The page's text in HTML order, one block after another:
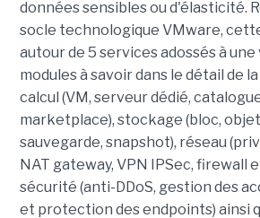
données sensibles ou d'élasticité.
socle technologique VMware,
autour de 5 services adossés à
modules à savoir dans le détail de
calcul (VM, serveur dédié,
marketplace), stockage (bloc,
sauvegarde, snapshot), réseau
NAT gateway, VPN IPSec, firewall
sécurité (anti-DDoS, gestion des
et protection des endpoints) ainsi